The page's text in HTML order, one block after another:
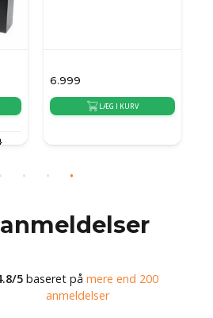
6.999
LÆG I KURV
5 baseret på mere end 200
anmeldelser